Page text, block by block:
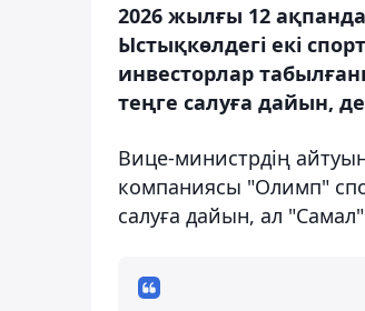
2026 жылғы 12
Ыстықкөлдегі екі
инвесторлар
теңге салуға дайын,
Вице-министрдің
компаниясы "Олимп"
салуға дайын, ал